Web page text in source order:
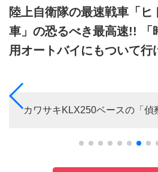
陸上自衛隊の最速戦車「ヒ
車」の恐るべき最高速!! 「
用オートバイにもついて
カワサキKLX250ベースの「偵